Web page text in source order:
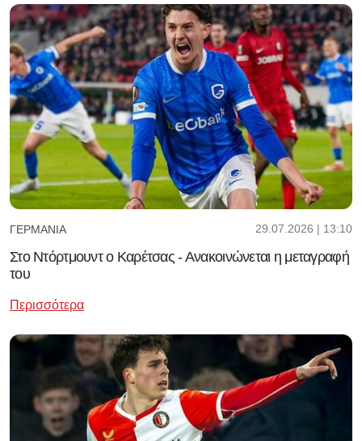
ΓΕΡΜΑΝΊΑ 29.07.2026 | 13:10
Στο Ντόρτμουντ ο Καρέτσας - Ανακοινώνεται η μεταγραφή
του
Περισσότερα